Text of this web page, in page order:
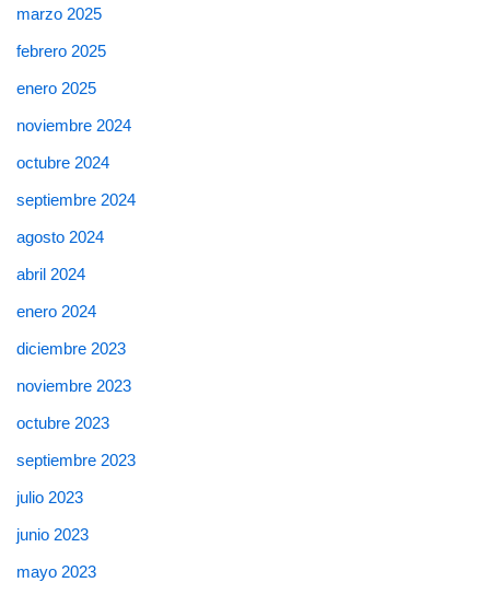
marzo 2025
febrero 2025
enero 2025
noviembre 2024
octubre 2024
septiembre 2024
agosto 2024
abril 2024
enero 2024
diciembre 2023
noviembre 2023
octubre 2023
septiembre 2023
julio 2023
junio 2023
mayo 2023